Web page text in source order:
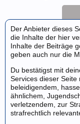
Der Anbieter dieses
die Inhalte der hier
Inhalte der Beiträge
geben auch nur die
Du bestätigst mit
Services dieser Seite
beleidigendem,
ähnlichem,
verletzendem, zur
strafrechtlich